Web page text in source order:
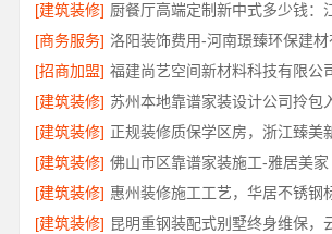
[建筑装修]
[商务服务] 洛阳装饰费用-河南璟臻环保建
[招商加盟]
[建筑装修]
[建筑装修] 正规装修质保学区房，浙江臻美
[建筑装修] 佛山市区靠谱家装施工-雅居美家
[建筑装修] 惠州装修施工工艺，华居不锈钢
[建筑装修]